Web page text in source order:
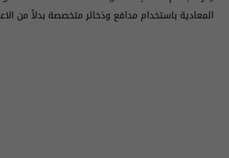
المعادية باستخدام مدافع وذخائر متخصصة بدلاً من